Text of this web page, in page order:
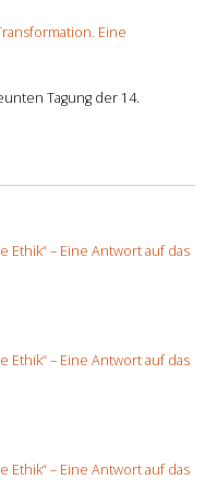
Eine
Tagung der 14.
Ethik“ – Eine Antwort auf das
Ethik“ – Eine Antwort auf das
Ethik“ – Eine Antwort auf das